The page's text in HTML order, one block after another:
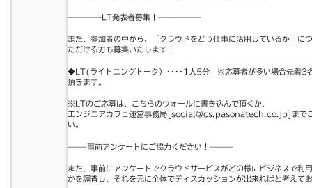
————-LT発表者募集！—–————
また、参加者の中から、「クラウドをどう仕事に活用しているか」に
ただける方も募集いたします！
◆LT(ライトニングトーク）････1人5分 ※応募者が多い場合先着3
頂きます。
※LTのご応募は、こちらのウォールに書き込んで頂くか
エンジニアカフェ運営事務局[social@cs.pasonatech.co.jp]まで
い。
——–事前アンケートにご協力ください！–——–
また、事前にアンケートでクラウドサービスがどの様にビジネスで利
かを調査し、それを元に全体でディスカッションが出来ればと考えて